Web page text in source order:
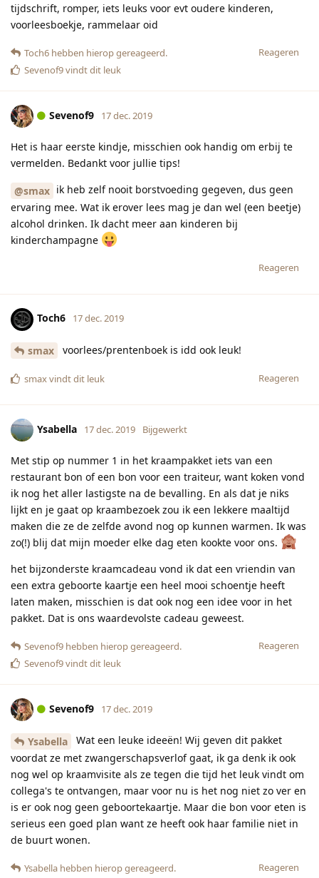
tijdschrift, romper, iets leuks voor evt oudere kinderen,
voorleesboekje, rammelaar oid
Reageren
Toch6 hebben hierop gereageerd.
Sevenof9vindt dit leuk
Sevenof9 17 dec. 2019
Het is haar eerste kindje, misschien ook handig om erbij te
vermelden. Bedankt voor jullie tips!
@smax ik heb zelf nooit borstvoeding gegeven, dus geen
ervaring mee. Wat ik erover lees mag je dan wel (een beetje)
alcohol drinken. Ik dacht meer aan kinderen bij
kinderchampagne
Reageren
Toch6 17 dec. 2019
smax voorlees/prentenboek is idd ook leuk!
Reageren
smaxvindt dit leuk
Ysabella 17 dec. 2019 Bijgewerkt
Met stip op nummer 1 in het kraampakket iets van een
restaurant bon of een bon voor een traiteur, want koken vond
ik nog het aller lastigste na de bevalling. En als dat je niks
lijkt en je gaat op kraambezoek zou ik een lekkere maaltijd
maken die ze de zelfde avond nog op kunnen warmen. Ik was
zo(!) blij dat mijn moeder elke dag eten kookte voor ons.
het bijzonderste kraamcadeau vond ik dat een vriendin van
een extra geboorte kaartje een heel mooi schoentje heeft
laten maken, misschien is dat ook nog een idee voor in het
pakket. Dat is ons waardevolste cadeau geweest.
Reageren
Sevenof9 hebben hierop gereageerd.
Sevenof9vindt dit leuk
Sevenof9 17 dec. 2019
Ysabella
Wat een leuke ideeën! Wij geven dit pakket
voordat ze met zwangerschapsverlof gaat, ik ga denk ik ook
nog wel op kraamvisite als ze tegen die tijd het leuk vindt om
collega's te ontvangen, maar voor nu is het nog niet zo ver en
is er ook nog geen geboortekaartje. Maar die bon voor eten is
serieus een goed plan want ze heeft ook haar familie niet in
de buurt wonen.
Reageren
Ysabella hebben hierop gereageerd.